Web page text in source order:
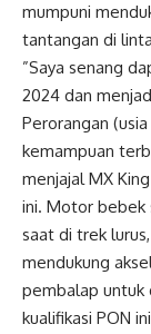
mumpuni
tantangan di
”Saya senang
2024 dan
Perorangan
kemampuan
menjajal MX
ini. Motor
saat di trek
mendukung
pembalap untuk
kualifikasi PON